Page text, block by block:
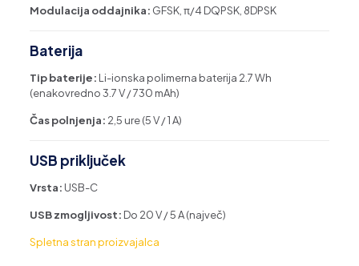
Modulacija oddajnika: GFSK, π/4 DQPSK, 8DPSK
Baterija
Tip baterije: Li-ionska polimerna baterija 2.7 Wh
(enakovredno 3.7 V / 730 mAh)
Čas polnjenja: 2,5 ure (5 V / 1 A)
USB priključek
Vrsta: USB-C
USB zmogljivost: Do 20 V / 5 A (največ)
Spletna stran proizvajalca